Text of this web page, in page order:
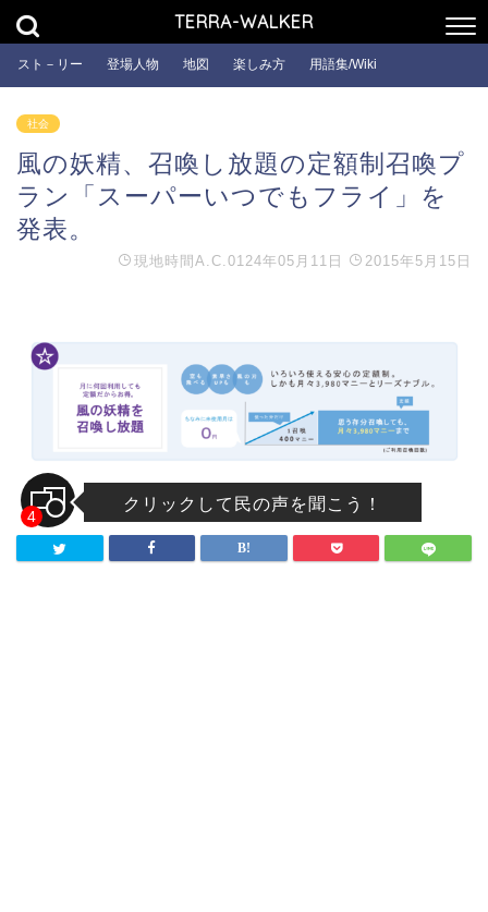
TERRA-WALKER
スト－リー 登場人物 地図 楽しみ方 用語集/Wiki
社会
風の妖精、召喚し放題の定額制召喚プ
ラン「スーパーいつでもフライ」を
発表。
現地時間 A.C.0124年05月11日 2015年5月15日
4
クリックして民の声を聞こう！